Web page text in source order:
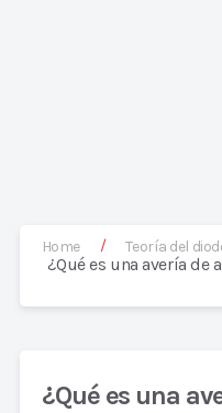
Home / Teoría del
¿Qué es una avería de
¿Qué es una